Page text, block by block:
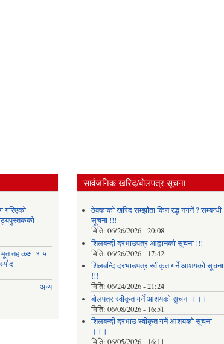
गरिएको
तह कक्षा १-५
अन्य
सार्वजनिक खरिद/बोलपत्र सूचना
ठेक्काको खरिद सम्झौता किन रद्ध नगर्ने ? सम्बन्धी
सूचना !!!
मिति: 06/26/2026 - 20:08
शिलबन्दी दरभाउपत्र आह्वानको सूचना !!!
मिति: 06/26/2026 - 17:42
शिलबन्दि दरभाउपत्र स्वीकृत गर्ने आशयकाे सूचना
!!!
मिति: 06/24/2026 - 21:24
बोलपत्र स्वीकृत गर्ने आशयको सुचना ।।।
मिति: 06/08/2026 - 16:51
शिलबन्दी दरभाउ स्वीकृत गर्ने आशयको सूचना
।।।